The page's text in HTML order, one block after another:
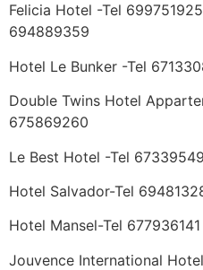
Felicia Hotel -Tel
694889359
Hotel Le Bunker -Tel
Double Twins Hotel
675869260
Le Best Hotel -Tel
Hotel Salvador-Tel
Hotel Mansel-Tel 677936141
Jouvence International